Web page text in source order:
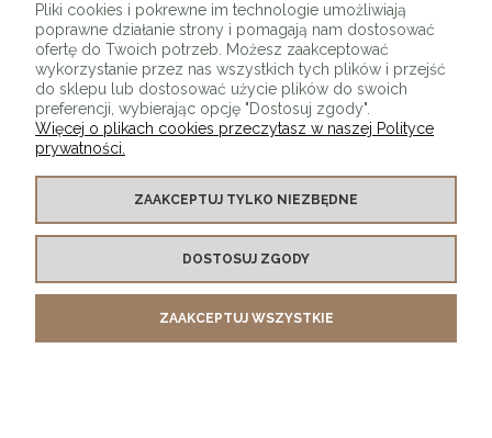
KONTAKT Z NAMI
MOJE KONTO
Pliki cookies i pokrewne im technologie umożliwiają
poprawne działanie strony i pomagają nam dostosować
ofertę do Twoich potrzeb. Możesz zaakceptować
wykorzystanie przez nas wszystkich tych plików i przejść
do sklepu lub dostosować użycie plików do swoich
preferencji, wybierając opcję "Dostosuj zgody".
Więcej o plikach cookies przeczytasz w naszej Polityce
prywatności.
ZAAKCEPTUJ TYLKO NIEZBĘDNE
DOSTOSUJ ZGODY
ZAAKCEPTUJ WSZYSTKIE